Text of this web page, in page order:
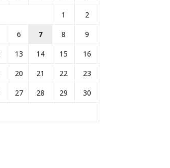
1
2
6 7 8
9
13 14 15
16
20 21 22
23
27 28 29
30